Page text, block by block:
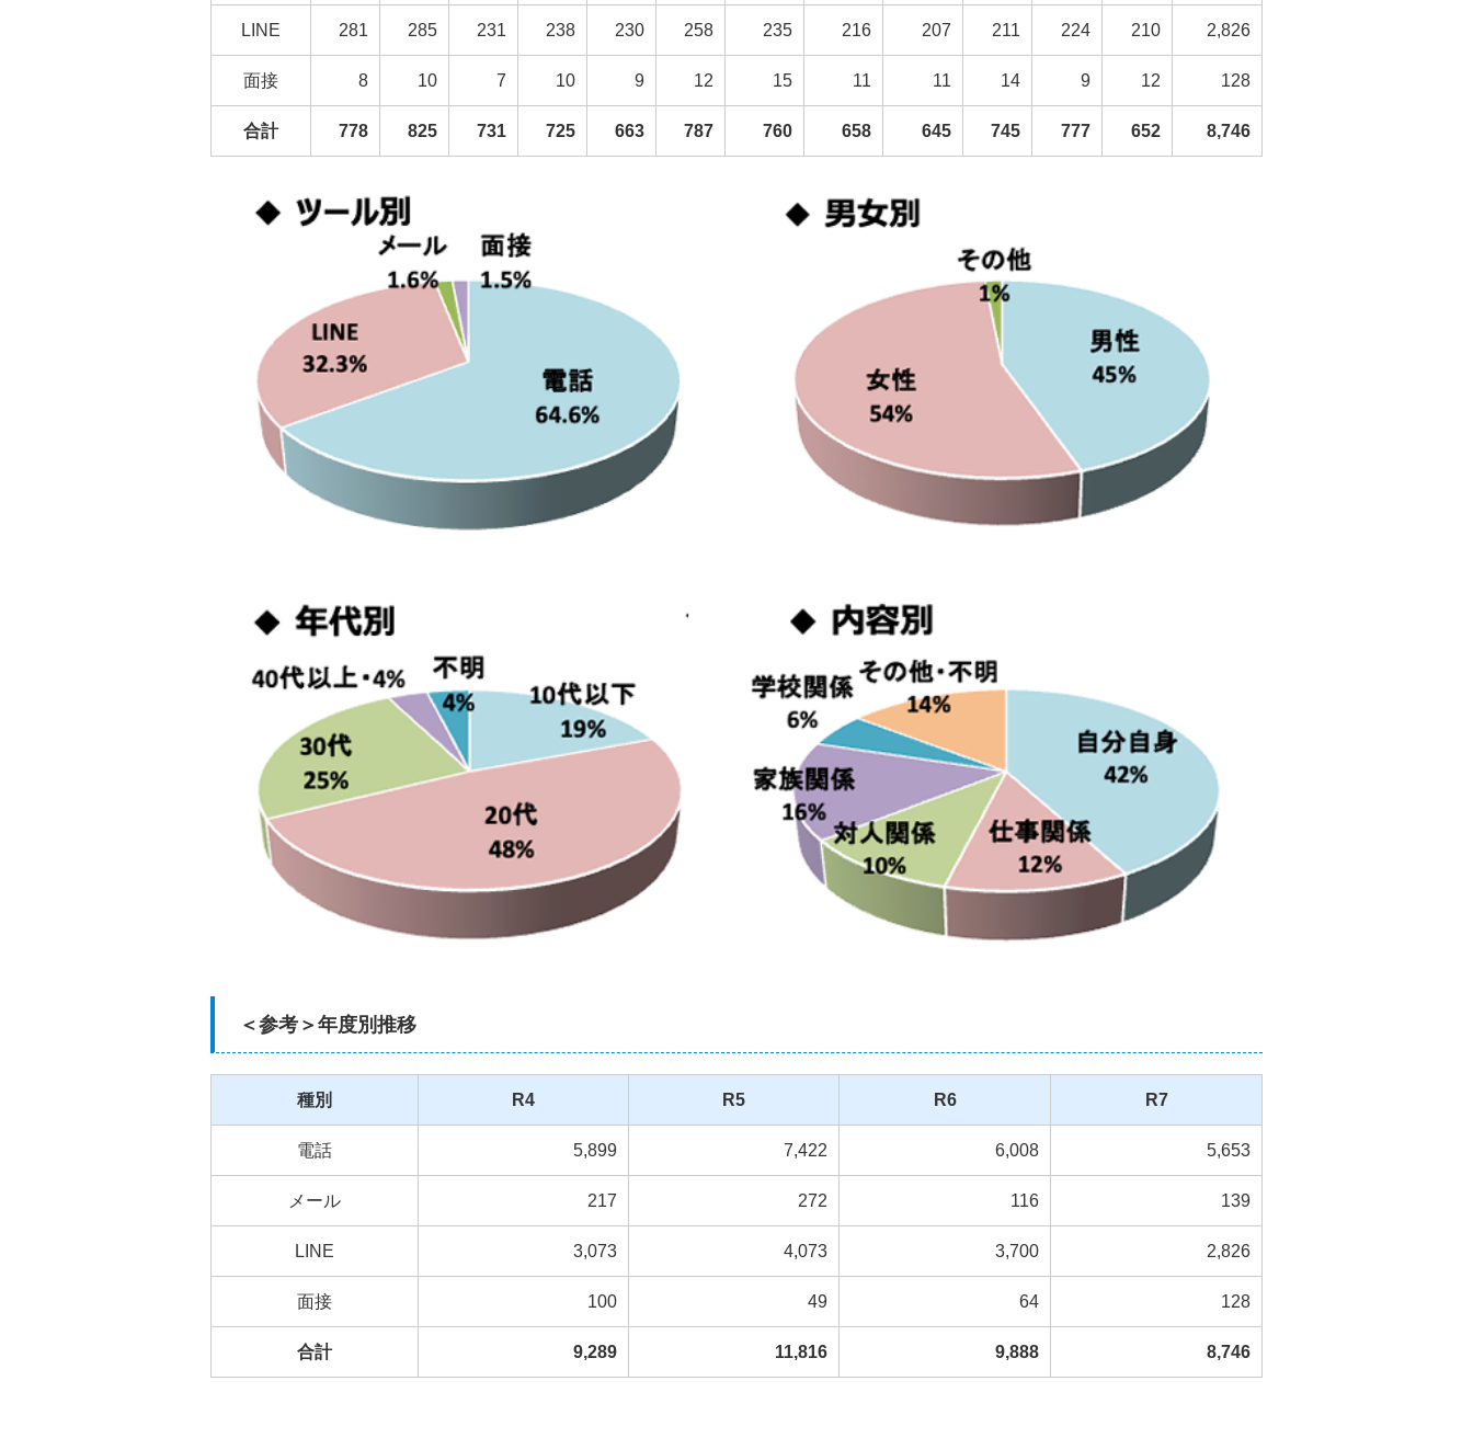
LINE 281 285 231 238 230 258 235 216 207 211 224 210 2,826
面接 8 10 7 10 9 12 15 11 11 14 9 12 128
合計 778 825 731 725 663 787 760 658 645 745 777 652 8,746
＜参考＞年度別推移
種別 R4 R5 R6 R7
電話 5,899 7,422 6,008 5,653
メール 217 272 116 139
LINE 3,073 4,073 3,700 2,826
面接 100 49 64 128
合計 9,289 11,816 9,888 8,746